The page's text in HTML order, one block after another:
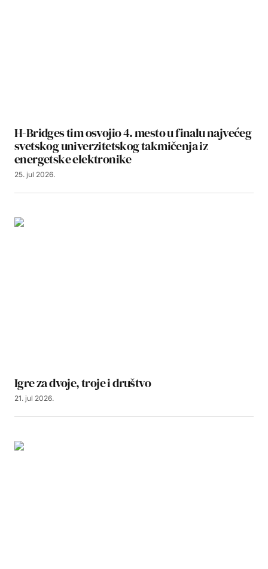
H-Bridges tim osvojio 4. mesto u finalu najvećeg
svetskog univerzitetskog takmičenja iz
energetske elektronike
25. jul 2026.
Igre za dvoje, troje i društvo
21. jul 2026.